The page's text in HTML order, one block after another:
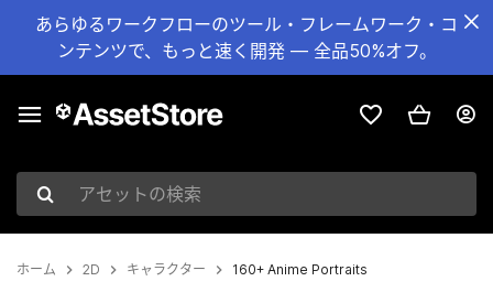
あらゆるワークフローのツール・フレームワーク・コ
ンテンツで、もっと速く開発 — 全品50%オフ。
アセットの検索
ホーム 2D キャラクター 160+ Anime Portraits